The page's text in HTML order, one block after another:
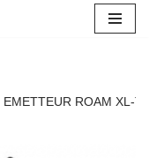
EMETTEUR ROAM XL-